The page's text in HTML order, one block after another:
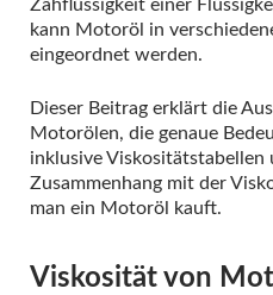
Zähflüssigkeit einer
kann Motoröl in
eingeordnet werden.
Dieser Beitrag erklärt die
Motorölen, die genaue
inklusive Viskositätstabellen
Zusammenhang mit der
man ein Motoröl kauft.
Viskosität von